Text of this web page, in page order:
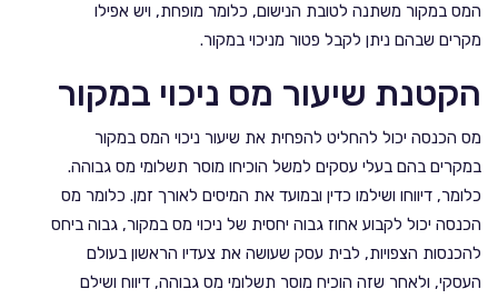
המס במקור משתנה לטובת הנישום, כלומר מופחת, ויש אפילו
מקרים שבהם ניתן לקבל פטור מניכוי במקור.
הקטנת שיעור מס ניכוי במקור
מס הכנסה יכול להחליט להפחית את שיעור ניכוי המס במקור
במקרים בהם בעלי עסקים למשל הוכיחו מוסר תשלומי מס גבוהה.
כלומר, דיווחו ושילמו כדין ובמועד את המיסים לאורך זמן. כלומר מס
הכנסה יכול לקבוע אחוז גבוה יחסית של ניכוי מס במקור, גבוה ביחס
להכנסות הצפויות, לבית עסק שעושה את צעדיו הראשון בעולם
העסקי, ולאחר שזה הוכיח מוסר תשלומי מס גבוהה, דיווח ושילם